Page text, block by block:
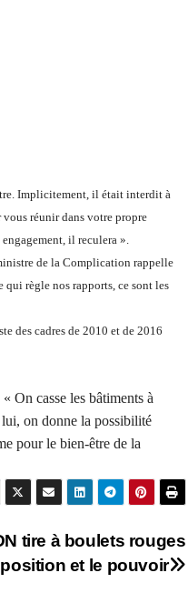
Implicitement, il était interdit à
réunir dans votre propre
il reculera ».
de la Complication rappelle
qui règle nos rapports, ce sont les
des cadres de 2010 et de 2016
On casse les bâtiments à
on donne la possibilité
pour le bien-être de la
tire à boulets rouges
et le pouvoir